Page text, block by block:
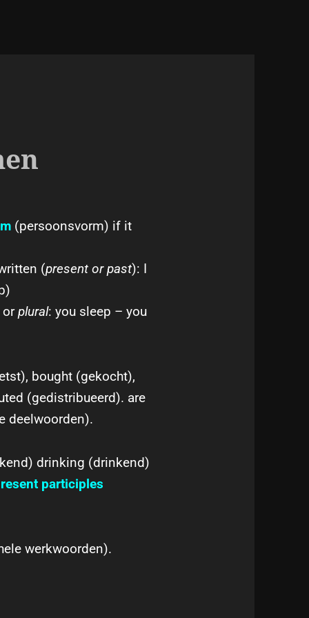
(persoonsvorm) if it
(present or past): I
plural: you sleep – you
bought (gekocht),
(gedistribueerd). are
deelwoorden).
drinking (drinkend)
participles
werkwoorden).